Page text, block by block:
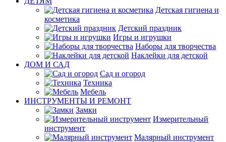
Детская гигиена и
косметика
Детский праздник
Игры и игрушки
Наборы для творчества
Наклейки для детской
ДОМ И САД
Сад и огород
Техника
Мебель
ИНСТРУМЕНТЫ И РЕМОНТ
Замки
Измерительный
инструмент
Малярный инструмент